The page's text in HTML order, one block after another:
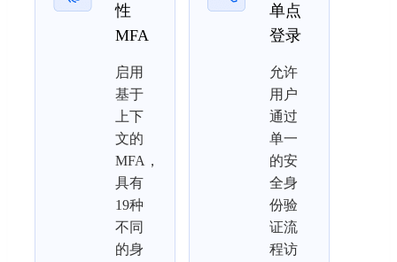
性
MFA
启用
基于
上下
文的
MFA，
具有
19种
不同
的身
单点
登录
允许
用户
通过
单一
的安
全身
份验
证流
程访